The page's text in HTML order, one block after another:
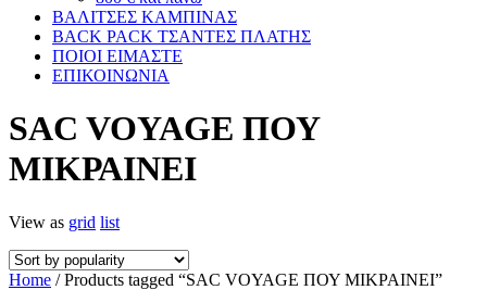
ΒΑΛΙΤΣΕΣ ΚΑΜΠΙΝΑΣ
BACK PACK ΤΣΑΝΤΕΣ ΠΛΑΤΗΣ
ΠΟΙΟΙ ΕΙΜΑΣΤΕ
ΕΠΙΚΟΙΝΩΝΙΑ
SAC VOYAGE ΠΟΥ
ΜΙΚΡΑΙΝΕΙ
View as grid list
Home / Products tagged “SAC VOYAGE ΠΟΥ ΜΙΚΡΑΙΝΕΙ”